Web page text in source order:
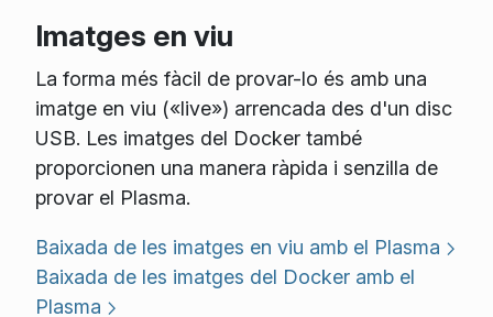
Imatges en viu
La forma més fàcil de provar-lo és amb una
imatge en viu («live») arrencada des d'un disc
USB. Les imatges del Docker també
proporcionen una manera ràpida i senzilla de
provar el Plasma.
Baixada de les imatges en viu amb el Plasma
Baixada de les imatges del Docker amb el
Plasma